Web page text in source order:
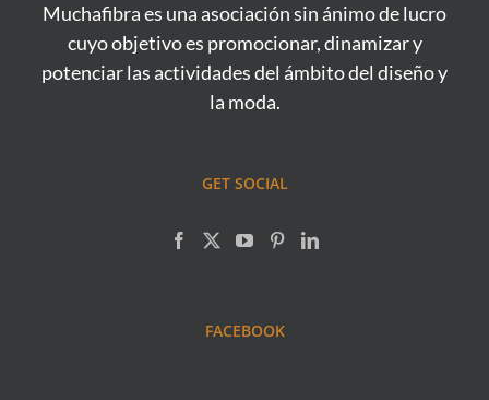
Muchafibra es una asociación sin ánimo de lucro
cuyo objetivo es promocionar, dinamizar y
potenciar las actividades del ámbito del diseño y
la moda.
GET SOCIAL
FACEBOOK